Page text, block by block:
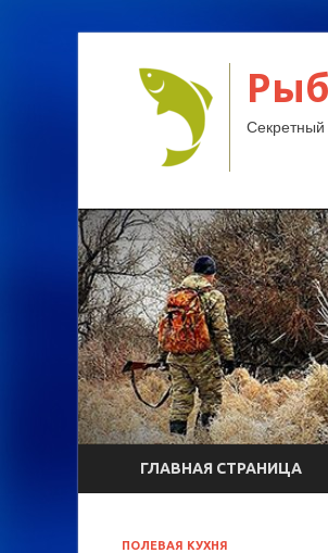
Секретный
ГЛАВНАЯ СТРАНИЦА
ПОЛЕВАЯ КУХНЯ